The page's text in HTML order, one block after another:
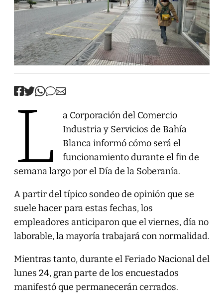
L
a Corporación del Comercio
Industria y Servicios de Bahía
Blanca informó cómo será el
funcionamiento durante el fin de
semana largo por el Día de la Soberanía.
A partir del típico sondeo de opinión que se
suele hacer para estas fechas, los
empleadores anticiparon que el viernes, día no
laborable, la mayoría trabajará con normalidad.
Mientras tanto, durante el Feriado Nacional del
lunes 24, gran parte de los encuestados
manifestó que permanecerán cerrados.